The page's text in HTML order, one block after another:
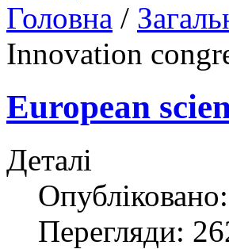
Головна /
Innovation
European
Деталі
Перегляди: